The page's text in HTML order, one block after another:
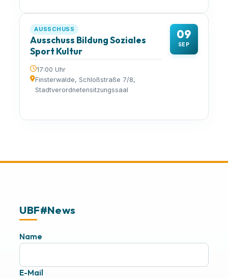
09
SEP
AUSSCHUSS
Ausschuss Bildung Soziales
Sport Kultur
17:00 Uhr
Finsterwalde, Schloßstraße 7/8,
Stadtverordnetensitzungssaal
UBF#News
Name
E-Mail